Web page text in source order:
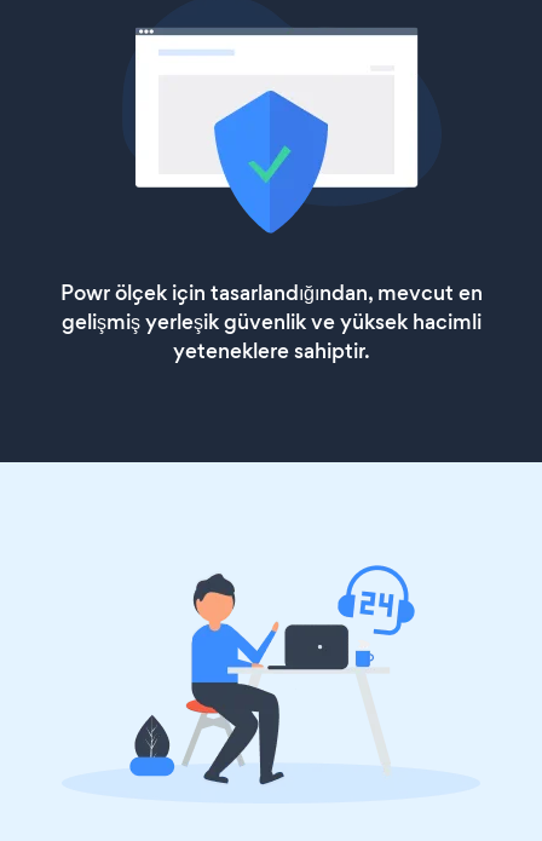
Powr ölçek için tasarlandığından, mevcut en
gelişmiş yerleşik güvenlik ve yüksek hacimli
yeteneklere sahiptir.